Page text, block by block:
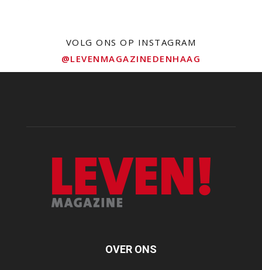
VOLG ONS OP INSTAGRAM
@LEVENMAGAZINEDENHAAG
OVER ONS